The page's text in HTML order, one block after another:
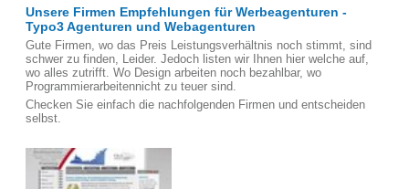
Unsere Firmen Empfehlungen für Werbeagenturen -
Typo3 Agenturen und Webagenturen
Gute Firmen, wo das Preis Leistungsverhältnis noch stimmt, sind
schwer zu finden, Leider. Jedoch listen wir Ihnen hier welche auf,
wo alles zutrifft. Wo Design arbeiten noch bezahlbar, wo
Programmierarbeitennicht zu teuer sind.
Checken Sie einfach die nachfolgenden Firmen und entscheiden
selbst.